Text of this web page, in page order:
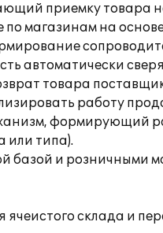
приемку товара
магазинам на
автоматически
товара
работу
формирующий
или типа).
и розничными
склада и